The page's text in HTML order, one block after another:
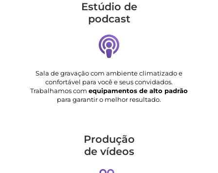
Estúdio de
podcast
Sala de gravação com ambiente climatizado e
confortável para você e seus convidados.
Trabalhamos com equipamentos de alto padrão
para garantir o melhor resultado.
Produção
de vídeos